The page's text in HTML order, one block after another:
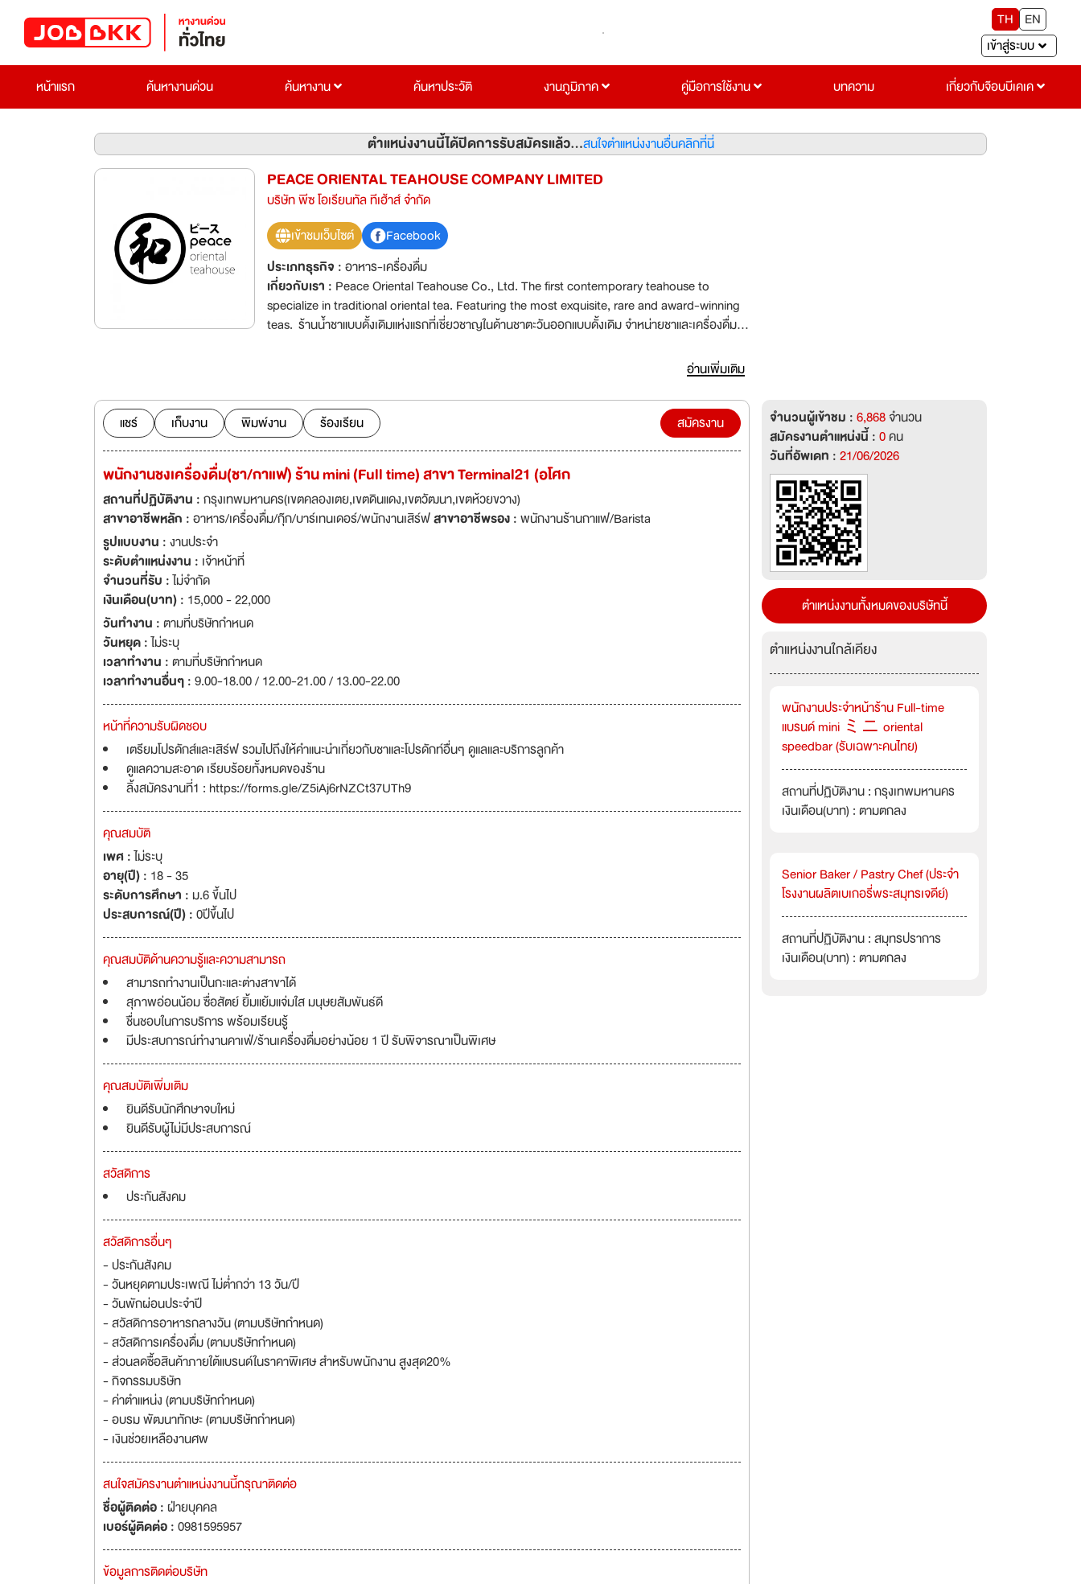
TH
EN
เข้าสู่ระบบ
หน้าแรก
ค้นหางานด่วน ค้นหางาน ค้นหาประวัติ งานภูมิภาค คู่มือการใช้งาน บทความ เกี่ยวกับจ๊อบบีเคเค
ตำแหน่งงานนี้ได้ปิดการรับสมัครแล้ว...สนใจตำแหน่งงานอื่นคลิกที่นี่
PEACE ORIENTAL TEAHOUSE COMPANY LIMITED
บริษัท พีซ โอเรียนทัล ทีเฮ้าส์ จำกัด
เข้าชมเว็บไซต์
Facebook
ประเภทธุรกิจ :อาหาร-เครื่องดื่ม
เกี่ยวกับเรา : Peace Oriental Teahouse Co., Ltd. The first contemporary teahouse to
specialize in traditional oriental tea. Featuring the most exquisite, rare and award-winning
teas. ร้านน้ำชาแบบดั้งเดิมแห่งแรกที่เชี่ยวชาญในด้านชาตะวันออกแบบดั้งเดิม จำหน่ายชาและเครื่องดื่มที่
Peace 和 oriental teahouse ปัจจุบันมีทั้งหมด 3 สาขา ได้แก่ - สาขาสุขุมวิท 49 - King Power
ยังมีแบรนด์ในเครืออีก 2 แบรนด์ ได้แก่ - qraft. 手 an oriental kitchen (อารีย์ ซอย 1) - qraft. 手
an oriental kitchen (สาทร coming soon) และ mini ミニ an oriental speedbar ปัจจุบันที่
ทั้งหมด 5 สาขา ได้แก่ - BACC (สยาม) - G Tower (พระราม 9) - The PARQ (พระราม 4) - อารีย์
กัน เป็นอันหนึ่งอันเดียวกัน แยกออกจากกันไม่ได้... เป้าหมายในการทำงานของพวกเราทุกคนที่นี่ คือการ
ฝึกให้ตัวเราเองเป็นคนที่ดีขึ้น เพราะเมื่อเราทำสิ่งที่ดีขึ้น เราจึงเป็นคนฉลาดขึ้น และมีความสุขมากขึ้นไป
พร้อมกัน... งานของพวกเราไม่ใช่ผลที่เราต้องการ แต่เป็นตัวกลางที่พวกเราใช้ในการฝึก ที่จะเสียสละให้
อ่านเพิ่มเติม
แชร์ เก็บงาน พิมพ์งาน ร้องเรียน สมัครงาน
พนักงานชงเครื่องดื่ม(ชา/กาแฟ) ร้าน mini (Full time) สาขา Terminal21 (อโศก
สถานที่ปฏิบัติงาน :กรุงเทพมหานคร(เขตคลองเตย,เขตดินแดง,เขตวัฒนา,เขตห้วยขวาง)
สาขาอาชีพหลัก :อาหาร/เครื่องดื่ม/กุ๊ก/บาร์เทนเดอร์/พนักงานเสิร์ฟสาขาอาชีพรอง :พนักงานร้านกาแฟ/Barista
รูปแบบงาน :งานประจำ
ระดับตำแหน่งงาน : เจ้าหน้าที่
จำนวนที่รับ :ไม่จำกัด
เงินเดือน(บาท) : 15,000 - 22,000
วันทำงาน :ตามที่บริษัทกำหนด
วันหยุด :ไม่ระบุ
เวลาทำงาน :ตามที่บริษัทกำหนด
เวลาทำงานอื่นๆ :9.00-18.00 / 12.00-21.00 / 13.00-22.00
หน้าที่ความรับผิดชอบ
เตรียมโปรดักส์และเสิร์ฟ รวมไปถึงให้คำแนะนำเกี่ยวกับชาและโปรดักท์อื่นๆ ดูแลและบริการลูกค้า
ดูแลความสะอาด เรียบร้อยทั้งหมดของร้าน
ลิ้งสมัครงานที่1 : https://forms.gle/Z5iAj6rNZCt37UTh9
คุณสมบัติ
เพศ :ไม่ระบุ
อายุ(ปี) : 18 - 35
ระดับการศึกษา : ม.6 ขึ้นไป
ประสบการณ์(ปี) :0ปีขึ้นไป
คุณสมบัติด้านความรู้และความสามารถ
สามารถทำงานเป็นกะและต่างสาขาได้
สุภาพอ่อนน้อม ซื่อสัตย์ ยิ้มแย้มแจ่มใส มนุษยสัมพันธ์ดี
ชื่นชอบในการบริการ พร้อมเรียนรู้
มีประสบการณ์ทำงานคาเฟ่/ร้านเครื่องดื่มอย่างน้อย 1 ปี รับพิจารณาเป็นพิเศษ
คุณสมบัติเพิ่มเติม
ยินดีรับนักศึกษาจบใหม่
ยินดีรับผู้ไม่มีประสบการณ์
สวัสดิการ
ประกันสังคม
สวัสดิการอื่นๆ
- ประกันสังคม
- วันหยุดตามประเพณี ไม่ต่ำกว่า 13 วัน/ปี
- วันพักผ่อนประจำปี
- สวัสดิการอาหารกลางวัน (ตามบริษัทกำหนด)
- สวัสดิการเครื่องดื่ม (ตามบริษัทกำหนด)
- ส่วนลดซื้อสินค้าภายใต้แบรนด์ในราคาพิเศษ สำหรับพนักงาน สูงสุด20%
- กิจกรรมบริษัท
- ค่าตำแหน่ง (ตามบริษัทกำหนด)
- อบรม พัฒนาทักษะ (ตามบริษัทกำหนด)
- เงินช่วยเหลืองานศพ
สนใจสมัครงานตำแหน่งงานนี้กรุณาติดต่อ
ชื่อผู้ติดต่อ :ฝ่ายบุคคล
เบอร์ผู้ติดต่อ :0981595957
ข้อมูลการติดต่อบริษัท
จำนวนผู้เข้าชม :6,868จำนวน
สมัครงานตำแหน่งนี้ :0คน
วันที่อัพเดท :21/06/2026
ตำแหน่งงานทั้งหมดของบริษัทนี้
ตำแหน่งงานใกล้เคียง
พนักงานประจำหน้าร้าน Full-time
แบรนด์ mini ミニ oriental
speedbar (รับเฉพาะคนไทย)
สถานที่ปฏิบัติงาน : กรุงเทพมหานคร
เงินเดือน(บาท) : ตามตกลง
Senior Baker / Pastry Chef (ประจำ
โรงงานผลิตเบเกอรี่พระสมุทรเจดีย์)
สถานที่ปฏิบัติงาน : สมุทรปราการ
เงินเดือน(บาท) : ตามตกลง